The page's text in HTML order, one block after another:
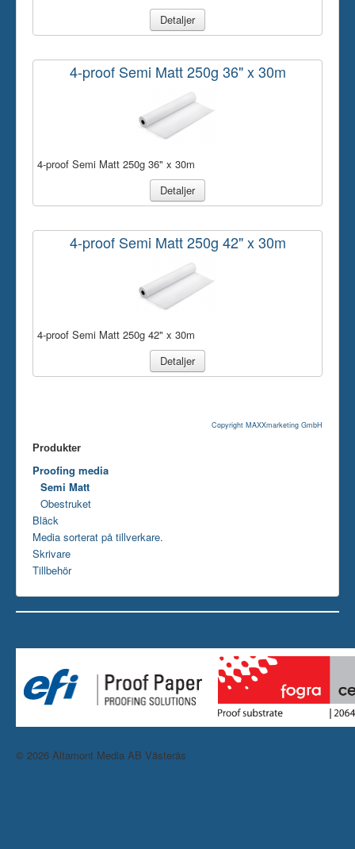
Detaljer
4-proof Semi Matt 250g 36" x 30m
4-proof Semi Matt 250g 36" x 30m
Detaljer
4-proof Semi Matt 250g 42" x 30m
4-proof Semi Matt 250g 42" x 30m
Detaljer
Copyright MAXXmarketing GmbH
Produkter
Proofing media
Semi Matt
Obestruket
Bläck
Media sorterat på tillverkare.
Skrivare
Tillbehör
© 2026 Altamont Media AB Västerås